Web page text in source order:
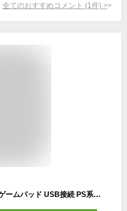
全てのおすすめコメント (1 件) >
エレコム ELECOM GAMING 有線FPSゲームパッド USB接続 PS系ボタン配置 13ボタン 高耐久ボタン スティックカバー交換 公式大会使用可 JC-GP30SVBK